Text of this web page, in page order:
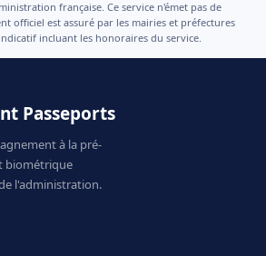
française. Ce service n'émet pas de
officiel est assuré par les mairies et préfectures
incluant les honoraires du service.
Passeports
à la pré-
biométrique
l'administration.